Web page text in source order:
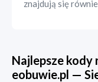
znajdują się
Najlepsze
eobuwie.pl —